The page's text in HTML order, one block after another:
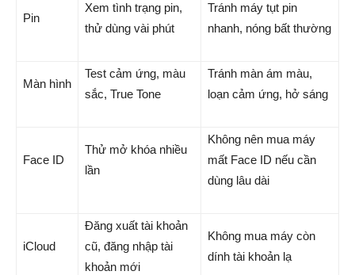
Pin
Xem tình trạng pin,
thử dùng vài phút
Tránh máy tụt pin
nhanh, nóng bất thường
Màn hình
Test cảm ứng, màu
sắc, True Tone
Tránh màn ám màu,
loạn cảm ứng, hở sáng
Face ID
Thử mở khóa nhiều
lần
Không nên mua máy
mất Face ID nếu cần
dùng lâu dài
iCloud
Đăng xuất tài khoản
cũ, đăng nhập tài
khoản mới
Không mua máy còn
dính tài khoản lạ